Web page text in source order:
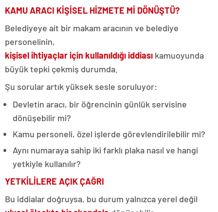
KAMU ARACI KİŞİSEL HİZMETE Mİ DÖNÜŞTÜ?
Belediyeye ait bir makam aracının ve belediye
personelinin,
kişisel ihtiyaçlar için kullanıldığı iddiası kamuoyunda
büyük tepki çekmiş durumda.
Şu sorular artık yüksek sesle soruluyor:
Devletin aracı, bir öğrencinin günlük servisine
dönüşebilir mi?
Kamu personeli, özel işlerde görevlendirilebilir mi?
Aynı numaraya sahip iki farklı plaka nasıl ve hangi
yetkiyle kullanılır?
YETKİLİLERE AÇIK ÇAĞRI
Bu iddialar doğruysa, bu durum yalnızca yerel değil